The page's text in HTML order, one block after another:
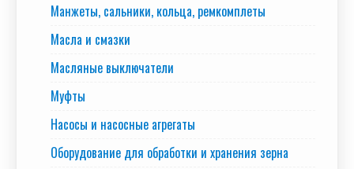
Манжеты, сальники, кольца, ремкомплеты
Масла и смазки
Масляные выключатели
Муфты
Насосы и насосные агрегаты
Оборудование для обработки и хранения зерна